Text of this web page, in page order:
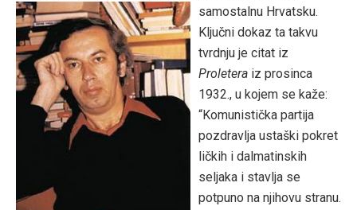
samostalnu Hrvatsku.
Ključni dokaz ta takvu
tvrdnju je citat iz
Proletera iz prosinca
1932., u kojem se kaže:
“Komunistička partija
pozdravlja ustaški pokret
ličkih i dalmatinskih
seljaka i stavlja se
potpuno na njihovu stranu.